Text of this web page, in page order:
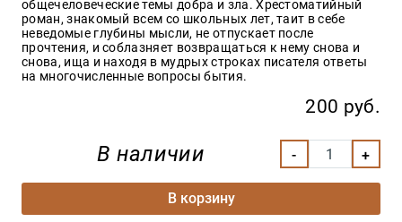
общечеловеческие темы добра и зла. Хрестоматийный
роман, знакомый всем со школьных лет, таит в себе
неведомые глубины мысли, не отпускает после
прочтения, и соблазняет возвращаться к нему снова и
снова, ища и находя в мудрых строках писателя ответы
на многочисленные вопросы бытия.
200 руб.
В наличии
В корзину
Москва
pochta@den-
magazin.ru